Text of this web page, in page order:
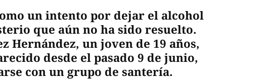
un intento por dejar el alcohol
que aún no ha sido resuelto.
Hernández, un joven de 19 años,
desde el pasado 9 de junio,
con un grupo de santería.